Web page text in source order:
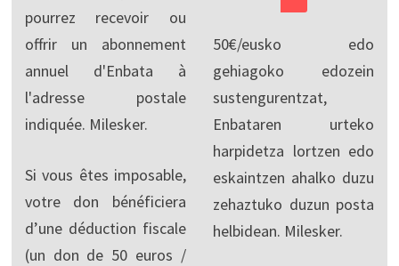
pourrez recevoir ou
offrir un abonnement
annuel d'Enbata à
l'adresse postale
indiquée. Milesker.
Si vous êtes imposable,
votre don bénéficiera
d’une déduction fiscale
(un don de 50 euros /
50€/eusko edo
gehiagoko edozein
sustengurentzat,
Enbataren urteko
harpidetza lortzen edo
eskaintzen ahalko duzu
zehaztuko duzun posta
helbidean. Milesker.